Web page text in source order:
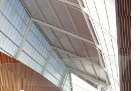
Unifikace oblasti
terorismu